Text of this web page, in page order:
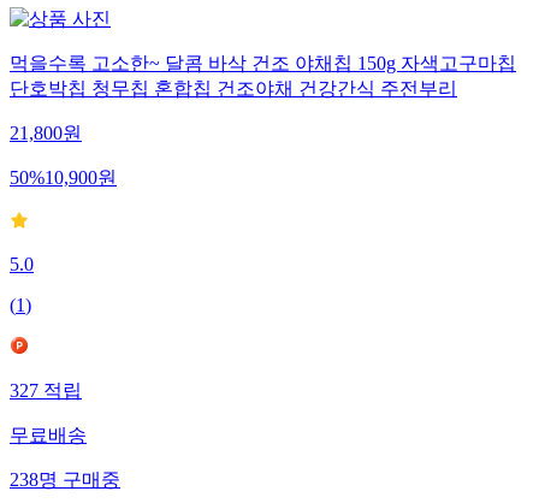
먹을수록 고소한~ 달콤 바삭 건조 야채칩 150g 자색고구마칩
단호박칩 청무칩 혼합칩 건조야채 건강간식 주전부리
21,800원
50%10,900원
5.0
(1)
327적립
무료배송
238명구매중